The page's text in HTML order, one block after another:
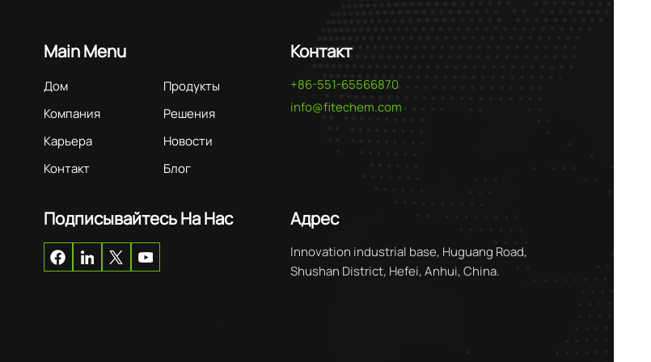
Main Menu
Дом
Продукты
Компания
Решения
Карьера
Новости
Контакт
Блог
Контакт
+86-551-65566870
info@fitechem.com
Подписывайтесь На Нас Адрес
Innovation industrial base, Huguang Road,
Shushan District, Hefei, Anhui, China.